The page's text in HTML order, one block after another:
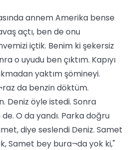
annem Amerika bense
açtı, ben de onu
içtik. Benim ki şekersiz
o uyudu ben çıktım. Kapıyı
yaktım şömineyi.
da benzin döktüm.
Deniz öyle istedi. Sonra
O da yandı. Parka doğru
diye seslendi Deniz. Samet
Samet bey bura¬da yok ki,"